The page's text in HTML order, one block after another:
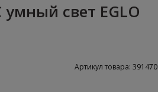
свет EGLO
Артикул товара: 391470